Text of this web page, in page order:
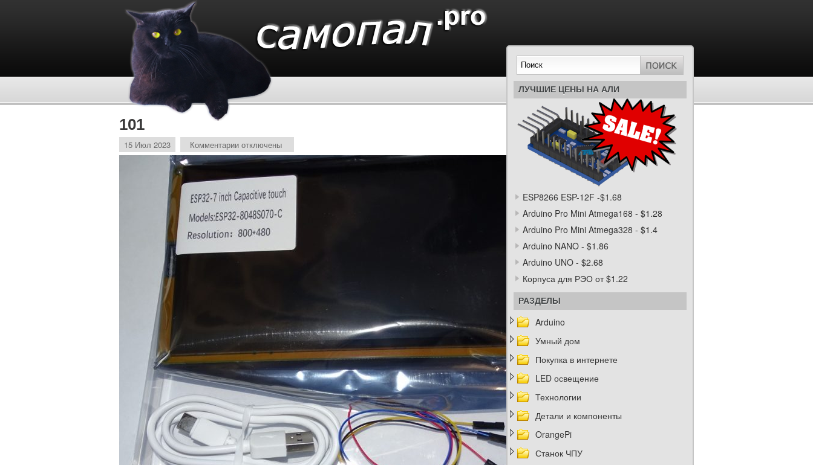
101
15 Июл 2023 Комментарии к
записи
отключены
ЛУЧШИЕ ЦЕНЫ НА АЛИ
ESP8266 ESP-12F -$1.68
Arduino Pro Mini Atmega168 - $1.28
Arduino Pro Mini Atmega328 - $1.4
Arduino NANO - $1.86
Arduino UNO - $2.68
Корпуса для РЭО от $1.22
РАЗДЕЛЫ
Arduino
Умный дом
Покупка в интернете
LED освещение
Технологии
Детали и компоненты
OrangePi
Станок ЧПУ